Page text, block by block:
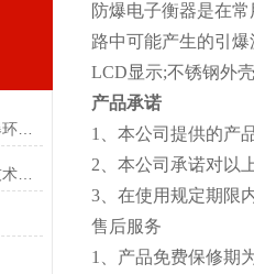
防爆电子台秤专门用于在易燃易爆环境中进行称重操作
防爆电子台秤使用了先进的传感技术和数据处理算法
防爆电子衡器是在
路中可能产生的引
LCD显示;不锈钢外壳
产品承诺
1、本公司提供的产
2、本公司承诺对以
3、在使用规定期限
售后服务
1、产品免费保修期